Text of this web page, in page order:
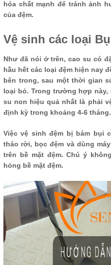
hóa chất mạnh để tránh ảnh
của đệm.
Vệ sinh các loại
Như đã nói ở trên, cao su có
hầu hết các loại đệm hiện nay
bên trong, sau một thời gian
loại bỏ. Trong trường hợp này,
su non hiệu quả nhất là phải
định kỳ trong khoảng 4-6 tháng.
Việc vệ sinh đệm bị bám bụi
tháo rời, bọc đệm và dùng
trên bề mặt đệm. Chú ý
hỏng bề mặt đệm.